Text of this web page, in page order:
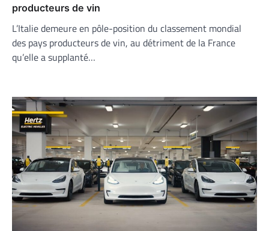
producteurs de vin
L’Italie demeure en pôle-position du classement mondial
des pays producteurs de vin, au détriment de la France
qu’elle a supplanté…